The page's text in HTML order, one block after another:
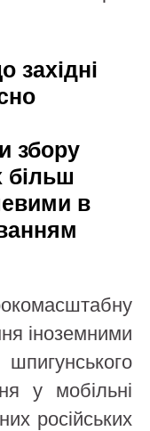
збору
більш
в
іноземними
у мобільні
російських